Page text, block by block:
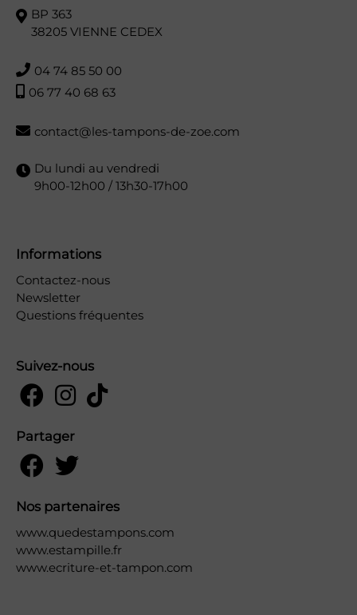
BP 363
38205 VIENNE CEDEX
04 74 85 50 00
06 77 40 68 63
contact@les-tampons-de-zoe.com
Du lundi au vendredi
9h00-12h00 / 13h30-17h00
Informations
Contactez-nous
Newsletter
Questions fréquentes
Suivez-nous
Partager
Nos partenaires
www.quedestampons.com
www.estampille.fr
www.ecriture-et-tampon.com